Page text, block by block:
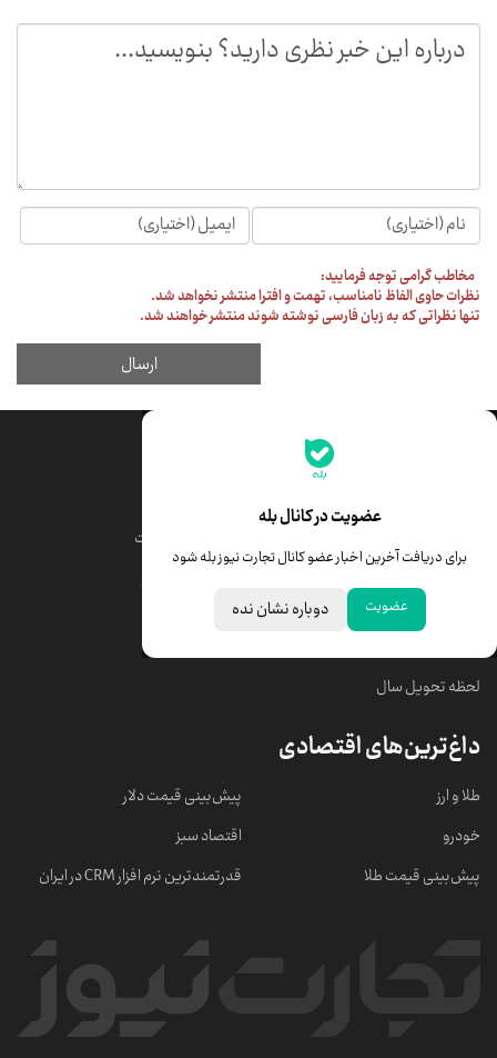
عضویت در کانال بله
برای دریافت آخرین اخبار عضو کانال تجارت نیوز بله شود
عضویت دوباره نشان نده
جدیدترین قیمت‌ها
قیمت درهم امارات
خبرهای مهم
لحظه تحویل سال
داغ‌ترین‌های اقتصادی
طلا و ارز
خودرو
پیش‌بینی قیمت طلا
پیش‌بینی قیمت دلار
اقتصاد سبز
قدرتمندترین نرم‌ افزار CRM در ایران